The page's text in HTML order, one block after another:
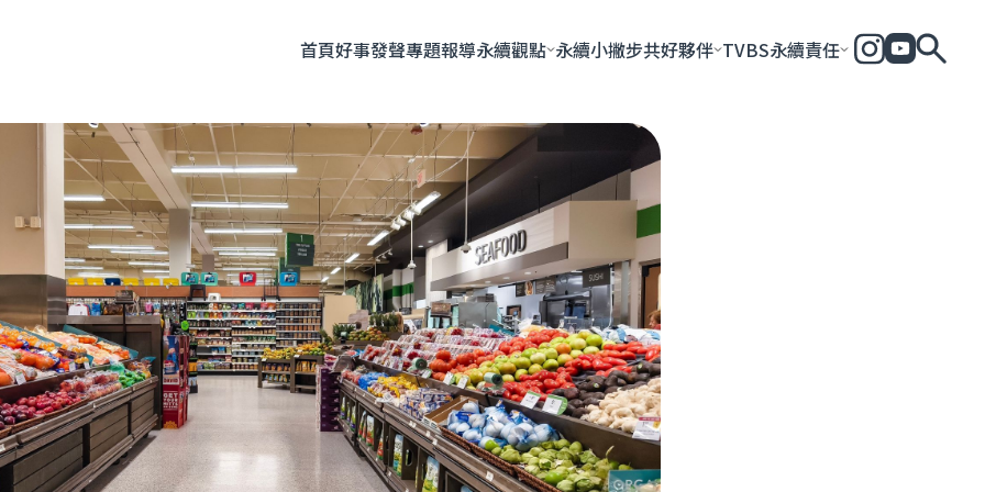
首頁好事發聲專題報導永續觀點 永續小撇步共好夥伴 TVBS永續責任
人物專訪 友善飲食 永續生活 共好社會 永續加
全部 永續企業 永續城市
全部 永續影響力報告